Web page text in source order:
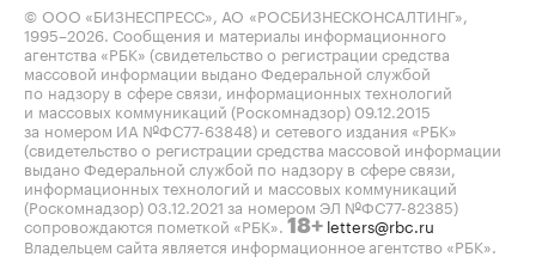
© ООО «БИЗНЕСПРЕСС», АО «РОСБИЗНЕСКОНСАЛТИНГ»,
1995–2026 . Сообщения и материалы информационного
агентства «РБК» (свидетельство о регистрации средства
массовой информации выдано Федеральной службой
по надзору в сфере связи, информационных технологий
и массовых коммуникаций (Роскомнадзор) 09.12.2015
за номером ИА №ФС77-63848) и сетевого издания «РБК»
(свидетельство о регистрации средства массовой информации
выдано Федеральной службой по надзору в сфере связи,
информационных технологий и массовых коммуникаций
(Роскомнадзор) 03.12.2021 за номером ЭЛ №ФС77-82385)
сопровождаются пометкой «РБК». 18+ letters@rbc.ru
Владельцем сайта является информационное агентство «РБК».